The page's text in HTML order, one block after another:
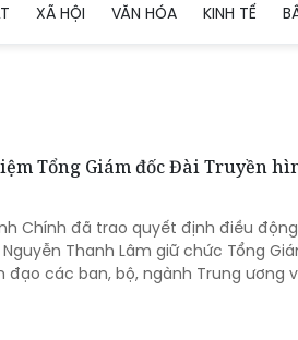
XÃ HỘI VĂN HÓA KINH TẾ
Tổng Giám đốc Đài Truyền
Chính đã trao quyết định điều
Thanh Lâm giữ chức Tổng
các ban, bộ, ngành Trung ương